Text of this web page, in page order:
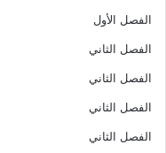
الفصل الأول
الفصل الثاني
الفصل الثاني
الفصل الثاني
الفصل الثاني